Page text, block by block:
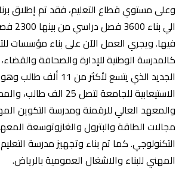
وعلى مستوي قطاع التعليم، فقد تم إطلاق
الي
فيها. ويجري العمل الآن على بناء مؤسسات
كالمدرسة الوطنية للإدارة والصحافة
الجديد الذي يتسع لأكثر
الاستيعابية للجامعة لتصل 25
والمعهد العالي للرقمنة ومدرسة التكوين
مجالات الطاقة والبترول والغازوتوسعة
التكنولوجي. كما تم بناء وتجهيز مدرسة
المهني للبناء والاشغال العمومية بالرياض.